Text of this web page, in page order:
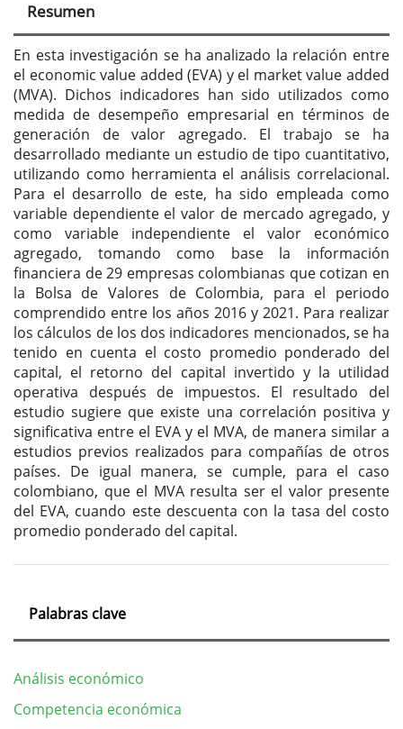
Resumen
En esta investigación se ha analizado la relación entre
el economic value added (EVA) y el market value added
(MVA). Dichos indicadores han sido utilizados como
medida de desempeño empresarial en términos de
generación de valor agregado. El trabajo se ha
desarrollado mediante un estudio de tipo cuantitativo,
utilizando como herramienta el análisis correlacional.
Para el desarrollo de este, ha sido empleada como
variable dependiente el valor de mercado agregado, y
como variable independiente el valor económico
agregado, tomando como base la información
financiera de 29 empresas colombianas que cotizan en
la Bolsa de Valores de Colombia, para el periodo
comprendido entre los años 2016 y 2021. Para realizar
los cálculos de los dos indicadores mencionados, se ha
tenido en cuenta el costo promedio ponderado del
capital, el retorno del capital invertido y la utilidad
operativa después de impuestos. El resultado del
estudio sugiere que existe una correlación positiva y
significativa entre el EVA y el MVA, de manera similar a
estudios previos realizados para compañías de otros
países. De igual manera, se cumple, para el caso
colombiano, que el MVA resulta ser el valor presente
del EVA, cuando este descuenta con la tasa del costo
promedio ponderado del capital.
Palabras clave
Análisis económico
Competencia económica